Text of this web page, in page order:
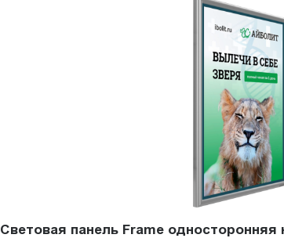
Световая панель Frame односторонняя